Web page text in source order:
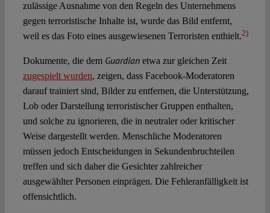
zulässige Ausnahme von den Regeln des Unternehmens
gegen terroristische Inhalte ist, wurde das Bild entfernt,
weil es das Foto eines ausgewiesenen Terroristen enthielt.2)
Dokumente, die dem Guardianetwa zur gleichen Zeit
zugespielt wurden, zeigen, dass Facebook-Moderatoren
darauf trainiert sind, Bilder zu entfernen, die Unterstützung,
Lob oder Darstellung terroristischer Gruppen enthalten,
und solche zu ignorieren, die in neutraler oder kritischer
Weise dargestellt werden. Menschliche Moderatoren
müssen jedoch Entscheidungen in Sekundenbruchteilen
treffen und sich daher die Gesichter zahlreicher
ausgewählter Personen einprägen. Die Fehleranfälligkeit ist
offensichtlich.